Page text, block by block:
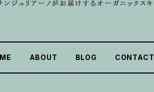
ABOUT BLOG CONTACT